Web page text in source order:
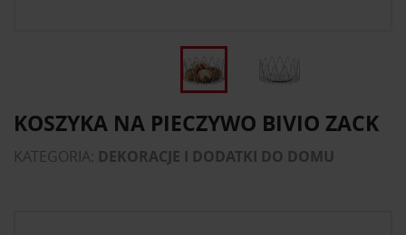
KOSZYKA NA PIECZYWO BIVIO ZACK
KATEGORIA: DEKORACJE I DODATKI DO DOMU